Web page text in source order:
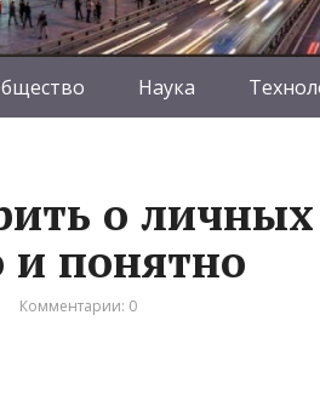
Наука
о
и понятно
Комментарии: 0